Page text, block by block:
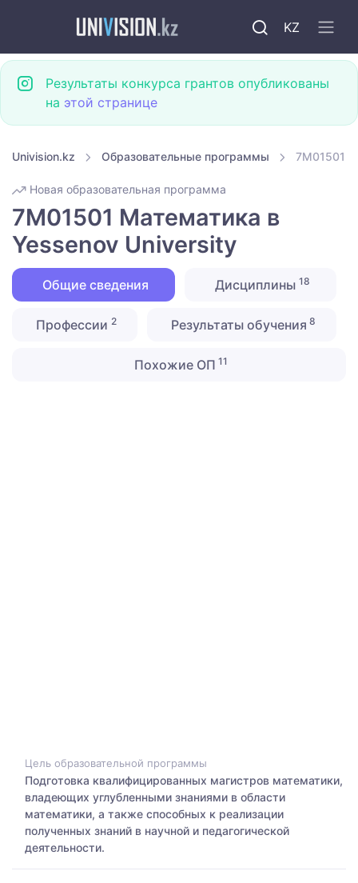
KZ
Результаты конкурса грантов опубликованы
на этой странице
Univision.kz Образовательные программы 7M01501
Новая образовательная программа
7M01501 Математика в
Yessenov University
Общие сведения Дисциплины 18
Профессии 2 Результаты обучения 8
Похожие ОП 11
Цель образовательной программы
Подготовка квалифицированных магистров математики,
владеющих углубленными знаниями в области
математики, а также способных к реализации
полученных знаний в научной и педагогической
деятельности.